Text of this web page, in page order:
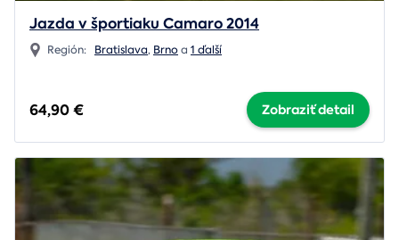
Jazda v športiaku Camaro 2014
Región: Bratislava, Brnoa 1 ďalší
64,90 € Zobraziť detail